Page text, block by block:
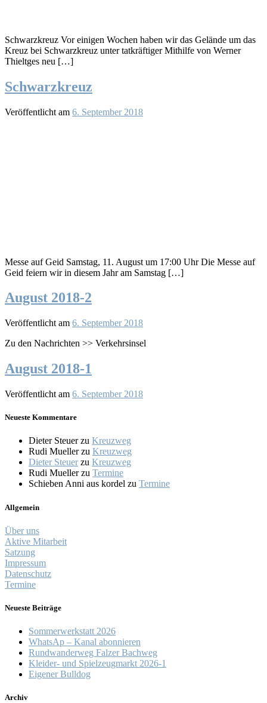
Schwarzkreuz Vor einigen Wochen haben wir das Gelände um das
Kreuz bei Schwarzkreuz unter tatkräftiger Mithilfe von Werner
Thieltges neu […]
Schwarzkreuz
Veröffentlicht am 6. September 2018
Messe auf Geid Samstag, 11. August um 17:00 Uhr Die Messe auf
Geid feiern wir in diesem Jahr am Samstag […]
August 2018-2
Veröffentlicht am 6. September 2018
Zu den Nachrichten >> Verkehrsinsel
August 2018-1
Veröffentlicht am 6. September 2018
Neueste Kommentare
Dieter Steuerzu Kreuzweg
Rudi Muellerzu Kreuzweg
Dieter Steuerzu Kreuzweg
Rudi Muellerzu Termine
Schieben Anni aus kordel zu Termine
Allgemein
Über uns
Aktive Mitarbeit
Satzung
Impressum
Datenschutz
Termine
Neueste Beiträge
Sommerwerkstatt 2026
WhatsAp – Kanal abonnieren
Rundwanderweg Falzer Bachweg
Kleider- und Spielzeugmarkt 2026-1
Eigener Bulldog
Archiv